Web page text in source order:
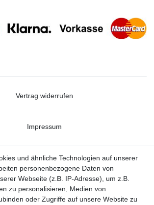
Vertrag widerrufen
Impressum
Datenschutzerklärung
Kontakt
und ähnliche Technologien auf unserer
personenbezogene Daten von
Webseite (z.B. IP-Adresse), um z.B.
zu personalisieren, Medien von
oder Zugriffe auf unsere Website zu